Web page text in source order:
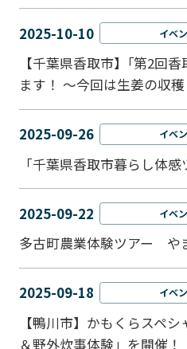
2025-10-10 イベ
【千葉県香取市】｢第2回
ます！ ～今回は生姜の収
2025-09-26 イベ
「千葉県香取市暮らし体
2025-09-22 イベ
多古町農業体験ツアー や
2025-09-18 イベ
【鴨川市】かもくらスペ
＆野外炊事体験」を開催！